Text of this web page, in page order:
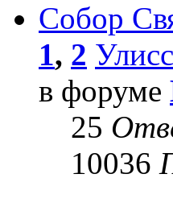
Собор
1, 2 Улисс
в форуме
25
10036